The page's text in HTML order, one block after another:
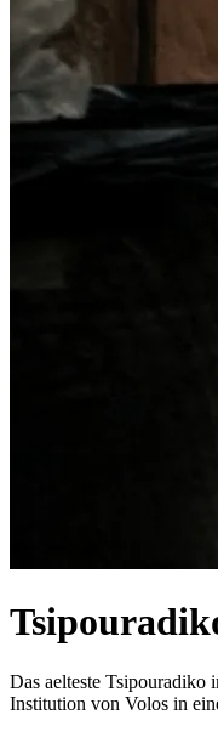
Das aelteste Tsipouradiko
Institution von Volos in